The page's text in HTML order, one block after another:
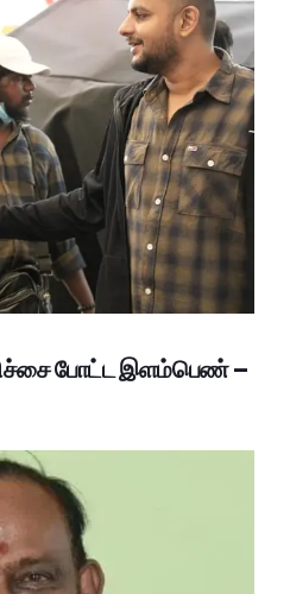
பிச்சை போட்ட இளம்பெண் –